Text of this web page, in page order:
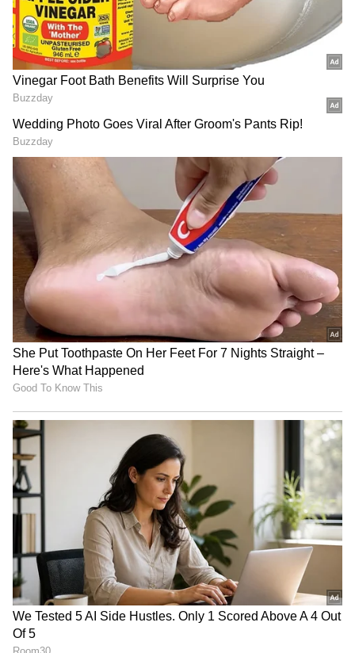
‘‘ ప్రజలు ఎన్నుకున్న మ‌హిళ‌కు బ‌దులుగా కొంత మంది
పురుషులు ప్రమాణ స్వీకారం చేసినట్లు మాకు స‌మాచారం
వ‌చ్చింది. ఈ విషయంపై వివరణాత్మక విచార‌ణ‌కు మేము
ఆదేశాలు జారీ చేశాము. నివేదిక వచ్చిన తర్వాత
పంచాయతీ కార్యదర్శి (ఒక వేళ దోషి అని తేలితే) శిక్షార్హుడు
అవుతాడు’’ అని సీఈవో అజయ్ శ్రీవాస్తవ అన్నారు.
కిసాన్ క్రెడిట్ కార్డు: కేంద్రం గుడ్
న్యూస్.. ఎలాంటి గ్యారెంటీ
లేకుండానే రూ.2 లక్షలు
LPG Price Hike : మళ్లీ
పెరగనున్న ఎల్పీజీ గ్యాస్ సిలిండర్
ధరలు? అసలు కారణం ఇదే
LATEST VIDEOS
ఇంత హుషారు ఏంటి భయ్యా ఎలా
కొట్టేసుకుంటున్నాడో చూడండి | Hushar
Pittalu Movie Press Meet | Actor
Bhanu
డ్రగ్స్ రహిత సమాజం కోసం మోదీ మాస్టర్
ప్లాన్ | Nasha Mukt Yuva for Viksit
Bharat Explained